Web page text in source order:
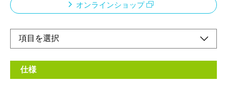
オンラインショップ
仕様